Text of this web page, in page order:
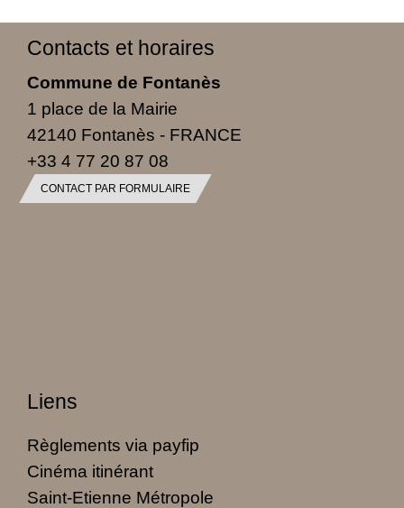
Contacts et horaires
Commune de Fontanès
1 place de la Mairie
42140 Fontanès - FRANCE
+33 4 77 20 87 08
CONTACT PAR FORMULAIRE
Liens
Règlements via payfip
Cinéma itinérant
Saint-Etienne Métropole